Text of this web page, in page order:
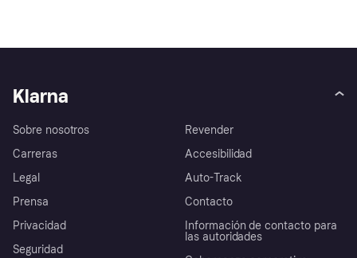
Klarna
Sobre nosotros
Carreras
Legal
Prensa
Privacidad
Seguridad
Revender
Accesibilidad
Auto-Track
Contacto
Información de contacto para
las autoridades